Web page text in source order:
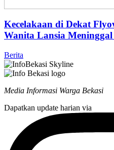
Kecelakaan di Dekat
Wanita Lansia Meninggal
Berita
Media Informasi Warga Bekasi
Dapatkan update harian via